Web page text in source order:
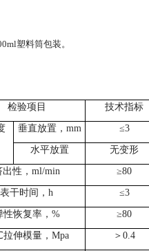
塑料筒包装。
检验项目 技术指标
垂直放置， mm ≤3
水平放置 无变形
出性， ml/min ≥80
表干时间， h ≤3
性恢复率， % ≥80
拉伸模量， Mpa ＞ 0.4